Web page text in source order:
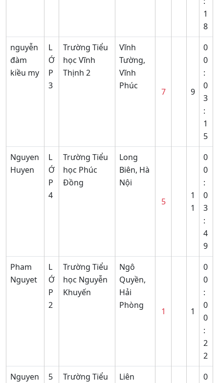
1
8
nguyễn
đàm
kiều my
L
Ớ
P
3
Trường Tiểu
học Vĩnh
Thịnh 2
Vĩnh
Tường,
Vĩnh
Phúc
7 9
0
0
:
0
3
:
1
5
Nguyen
Huyen
L
Ớ
P
4
Trường Tiểu
học Phúc
Đồng
Long
Biên, Hà
Nội
5
1
1
0
0
:
0
3
:
4
9
Pham
Nguyet
L
Ớ
P
2
Trường Tiểu
học Nguyễn
Khuyến
Ngô
Quyền,
Hải
Phòng
1 1
0
0
:
0
0
:
2
2
Nguyen
5
Trường Tiểu
Liên
0